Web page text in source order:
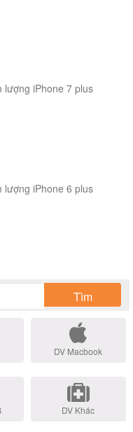
lượng iPhone 7 plus
lượng iPhone 6 plus
Tìm
DV Macbook
DV Khác